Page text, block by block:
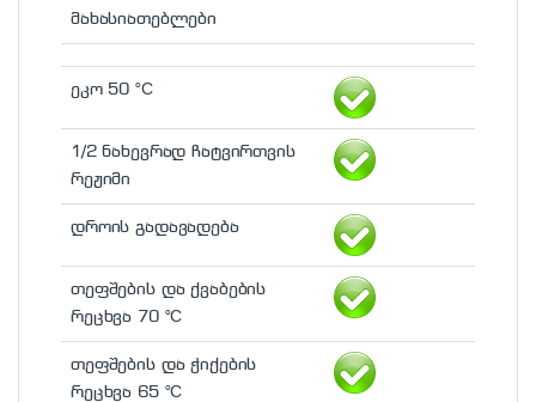
მახასიათებლები
ეკო 50 °С
1/2 ნახევრად ჩატვირთვის
რეჟიმი
დროის გადავადება
თეფშების და ქვაბების
რეცხვა 70 °С
თეფშების და ჭიქების
რეცხვა 65 °С